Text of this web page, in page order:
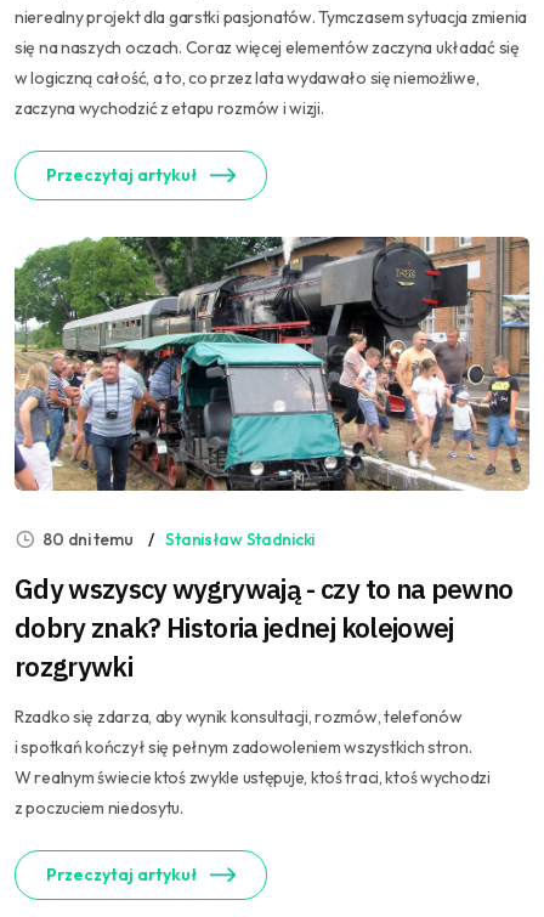
nierealny projekt dla garstki pasjonatów. Tymczasem sytuacja zmienia
się na naszych oczach. Coraz więcej elementów zaczyna układać się
w logiczną całość, a to, co przez lata wydawało się niemożliwe,
zaczyna wychodzić z etapu rozmów i wizji.
Przeczytaj artykuł
80 dni temu Stanisław Stadnicki
Gdy wszyscy wygrywają - czy to na pewno
dobry znak? Historia jednej kolejowej
rozgrywki
Rzadko się zdarza, aby wynik konsultacji, rozmów, telefonów
i spotkań kończył się pełnym zadowoleniem wszystkich stron.
W realnym świecie ktoś zwykle ustępuje, ktoś traci, ktoś wychodzi
z poczuciem niedosytu.
Przeczytaj artykuł